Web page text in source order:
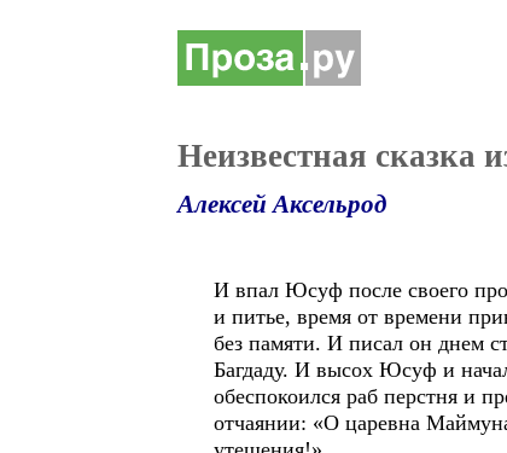
Неизвестная сказка
Алексей Аксельрод
И впал Юсуф после своего
и питье, время от времени
без памяти. И писал он днем
Багдаду. И высох Юсуф и
обеспокоился раб перстня и
отчаянии: «О царевна